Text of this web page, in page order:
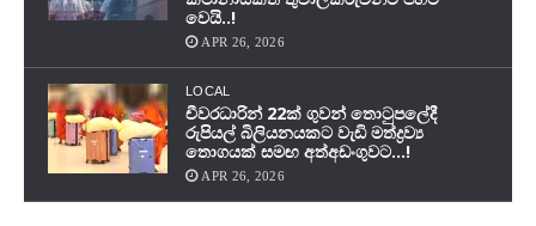
වෙයි..!
APR 26, 2026
LOCAL
චීවරධාරින් 22ක් ගුවන් තොටුපලේදී
රුපියල් බිලියනයකට වැඩි මත්ද්‍රව්‍ය
තොගයක් සමඟ අත්අඩංගුවට…!
APR 26, 2026